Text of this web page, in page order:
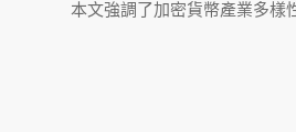
本文強調了加密貨幣產業多樣